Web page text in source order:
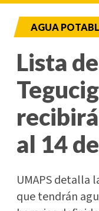
AGUA
Lista
al 14
UMAPS detalla
que tendrán